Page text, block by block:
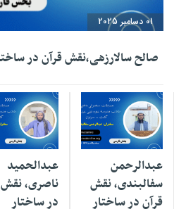
01 دسامبر 2025
صالح سالارزهی،‌نقش قرآن در
01 دسامبر 2025
عبدالرحمن
سفالبندی، نقش
قرآن در ساختار
01 دسامبر 2025
عبدالحمید
ناصری،
در ساختار